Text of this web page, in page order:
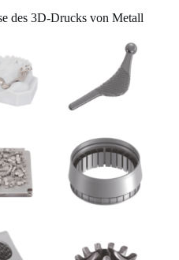
des 3D-Drucks von Metall